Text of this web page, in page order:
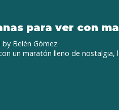
para ver con
by Belén Gómez
un maratón lleno de nostalgia,